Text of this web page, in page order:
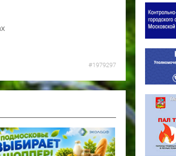
#1979297